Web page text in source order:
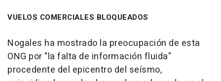
VUELOS COMERCIALES BLOQUEADOS
Nogales ha mostrado la preocupación de esta
ONG por "la falta de información fluida"
procedente del epicentro del seísmo,